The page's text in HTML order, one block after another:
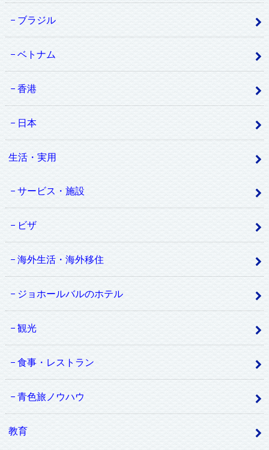
ブラジル
ベトナム
香港
日本
生活・実用
サービス・施設
ビザ
海外生活・海外移住
ジョホールバルのホテル
観光
食事・レストラン
青色旅ノウハウ
教育